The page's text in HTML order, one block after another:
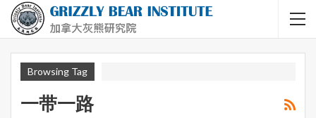
Browsing Tag
一带一路